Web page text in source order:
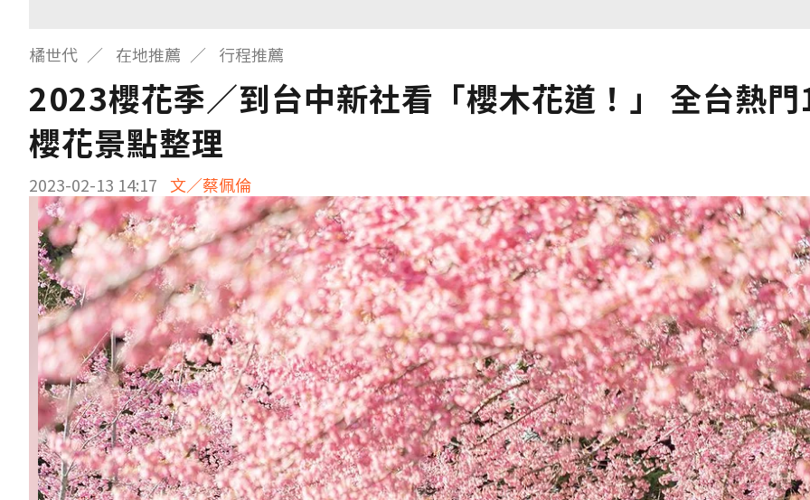
橘世代 在地推薦 行程推薦
2023櫻花季／到台中新社看「櫻木花道！」 全台熱
櫻花景點整理
2023-02-13 14:17 文／蔡佩倫